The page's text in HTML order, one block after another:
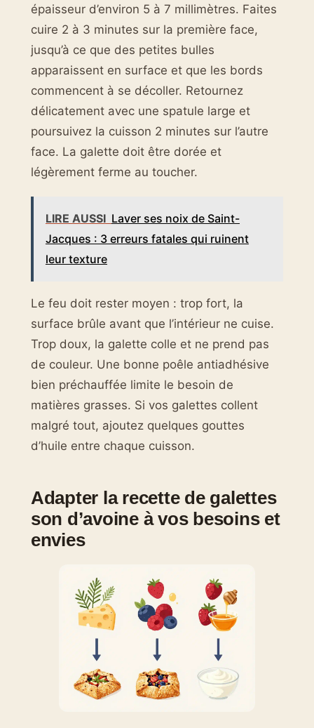
épaisseur d’environ 5 à 7 millimètres. Faites
cuire 2 à 3 minutes sur la première face,
jusqu’à ce que des petites bulles
apparaissent en surface et que les bords
commencent à se décoller. Retournez
délicatement avec une spatule large et
poursuivez la cuisson 2 minutes sur l’autre
face. La galette doit être dorée et
légèrement ferme au toucher.
LIRE AUSSI Laver ses noix de Saint-
Jacques : 3 erreurs fatales qui ruinent
leur texture
Le feu doit rester moyen : trop fort, la
surface brûle avant que l’intérieur ne cuise.
Trop doux, la galette colle et ne prend pas
de couleur. Une bonne poêle antiadhésive
bien préchauffée limite le besoin de
matières grasses. Si vos galettes collent
malgré tout, ajoutez quelques gouttes
d’huile entre chaque cuisson.
Adapter la recette de galettes
son d’avoine à vos besoins et
envies